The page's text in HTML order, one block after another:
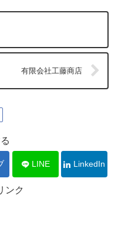
有限会社工藤商店
LINE LinkedIn
ンク